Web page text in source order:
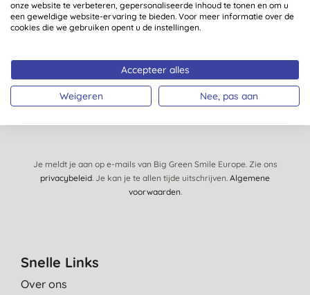
nieuws, inzichten, tips en exclusieve aanbiedingen
speciaal voor jou.
Je meldt je aan op e-mails van Big Green Smile Europe. Zie ons
privacybeleid. Je kan je te allen tijde uitschrijven. Algemene
voorwaarden.
Snelle Links
Over ons
onze website te verbeteren, gepersonaliseerde inhoud te tonen en om u
een geweldige website-ervaring te bieden. Voor meer informatie over de
cookies die we gebruiken opent u de instellingen.
Accepteer alles
Weigeren Nee, pas aan